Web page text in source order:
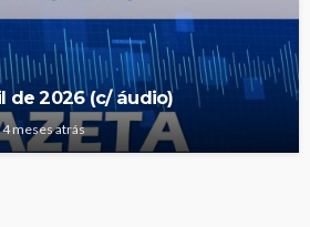
de 2026 (c/ áudio)
4 meses atrás